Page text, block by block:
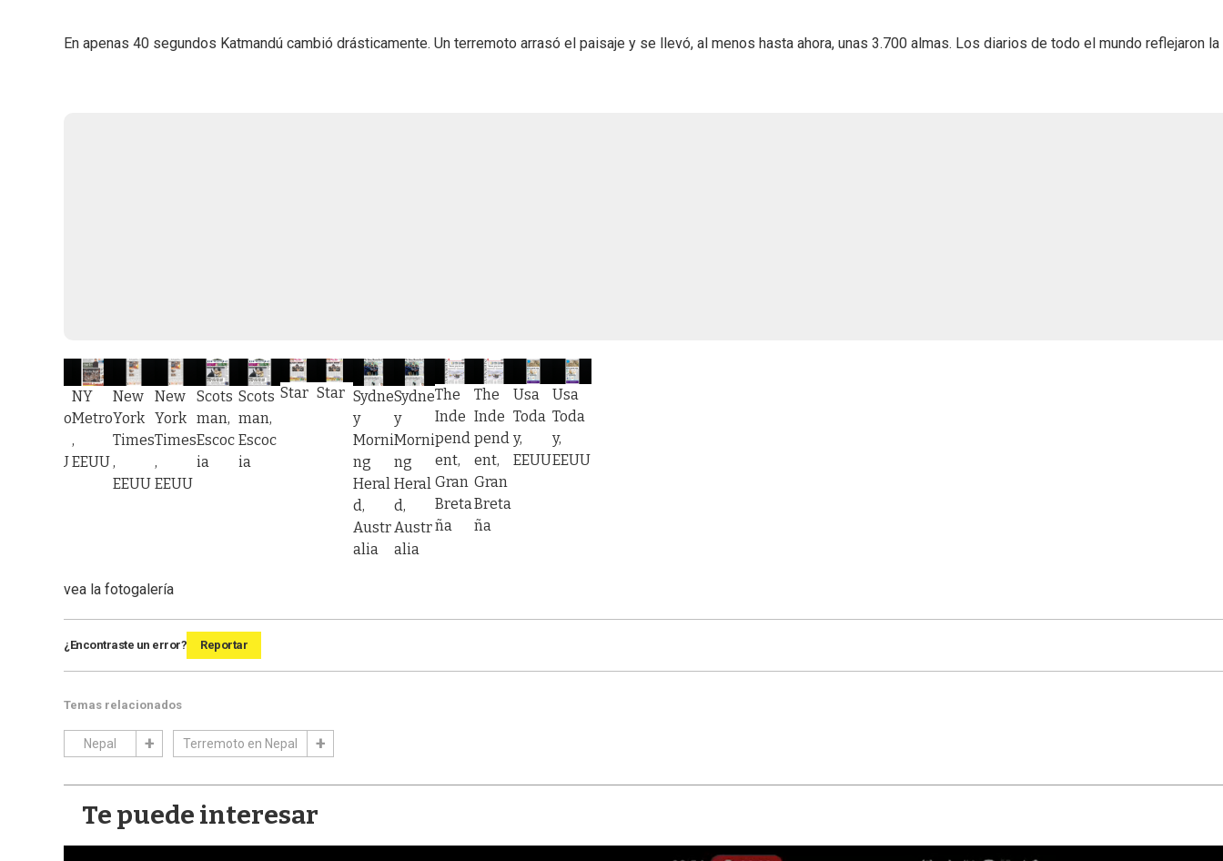
En apenas 40 segundos Katmandú cambió drásticamente. Un terremoto arrasó el paisaje y se llevó, al menos hasta ahora, unas 3.700 almas. Los diarios de todo el mundo reflejaron la
Metro
EEUU
NY
Metro
,
EEUU
New
York
Times
,
EEUU
New
York
Times
,
EEUU
Scots
man,
Escoc
ia
Scots
man,
Escoc
ia
Star Star Sydne
y
Morni
ng
Heral
d,
Austr
alia
Sydne
y
Morni
ng
Heral
d,
Austr
alia
The
Inde
pend
ent,
Gran
Breta
ña
The
Inde
pend
ent,
Gran
Breta
ña
Usa
Toda
y,
EEUU
Usa
Toda
y,
EEUU
vea la fotogalería
¿Encontraste un error? Reportar
Temas relacionados
Nepal Terremoto en Nepal
Te puede interesar